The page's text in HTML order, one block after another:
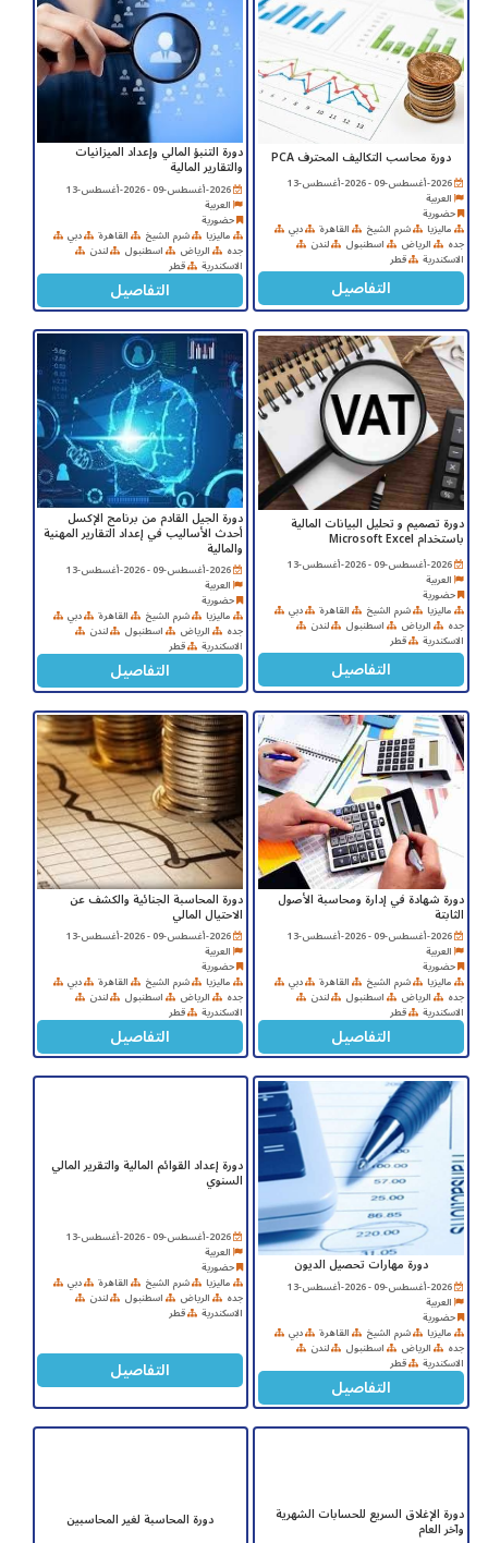
دورة محاسب التكاليف المحترف PCA
2026-أغسطس-09 - 2026-أغسطس-13
العربية
حضورية
ماليزيا شرم الشيخ القاهرة دبي
جده الرياض اسطنبول لندن
الاسكندرية قطر
التفاصيل
ﺩﻭﺭﺓ ﺍﻟﺘﻨﺒﺆ ﺍﻟﻤﺎﻟﻲ ﻭﺇﻋﺪﺍﺩ ﺍﻟﻤﻴﺰﺍﻧﻴﺎﺕ
ﻭﺍﻟﺘﻘﺎﺭﻳﺮ ﺍﻟﻤﺎﻟﻴﺔ
2026-أغسطس-09 - 2026-أغسطس-13
العربية
حضورية
ماليزيا شرم الشيخ القاهرة دبي
جده الرياض اسطنبول لندن
الاسكندرية قطر
التفاصيل
دورة تصميم و تحليل البيانات المالية
باستخدام Microsoft Excel
2026-أغسطس-09 - 2026-أغسطس-13
العربية
حضورية
ماليزيا شرم الشيخ القاهرة دبي
جده الرياض اسطنبول لندن
الاسكندرية قطر
التفاصيل
دورة الجيل القادم من برنامج الإكسل
أحدث الأساليب في إعداد التقارير المهنية
والمالية
2026-أغسطس-09 - 2026-أغسطس-13
العربية
حضورية
ماليزيا شرم الشيخ القاهرة دبي
جده الرياض اسطنبول لندن
الاسكندرية قطر
التفاصيل
دورة شهادة في إدارة ومحاسبة الأصول
الثابتة
2026-أغسطس-09 - 2026-أغسطس-13
العربية
حضورية
ماليزيا شرم الشيخ القاهرة دبي
جده الرياض اسطنبول لندن
الاسكندرية قطر
التفاصيل
دورة المحاسبة الجنائية والكشف عن
الاحتيال المالي
2026-أغسطس-09 - 2026-أغسطس-13
العربية
حضورية
ماليزيا شرم الشيخ القاهرة دبي
جده الرياض اسطنبول لندن
الاسكندرية قطر
التفاصيل
دورة مهارات تحصيل الديون
2026-أغسطس-09 - 2026-أغسطس-13
العربية
حضورية
ماليزيا شرم الشيخ القاهرة دبي
جده الرياض اسطنبول لندن
الاسكندرية قطر
التفاصيل
دورة إعداد القوائم المالية والتقرير المالي
السنوي
2026-أغسطس-09 - 2026-أغسطس-13
العربية
حضورية
ماليزيا شرم الشيخ القاهرة دبي
جده الرياض اسطنبول لندن
الاسكندرية قطر
التفاصيل
دورة الإغلاق السريع للحسابات الشهرية
وآخر العام دورة المحاسبة لغير المحاسبين